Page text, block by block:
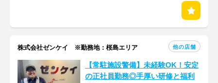
株式会社ゼンケイ ※勤務地：桜島エリア 他の店舗
【常駐施設警備】未経験OK！安定
の正社員勤務◎手厚い研修と福利